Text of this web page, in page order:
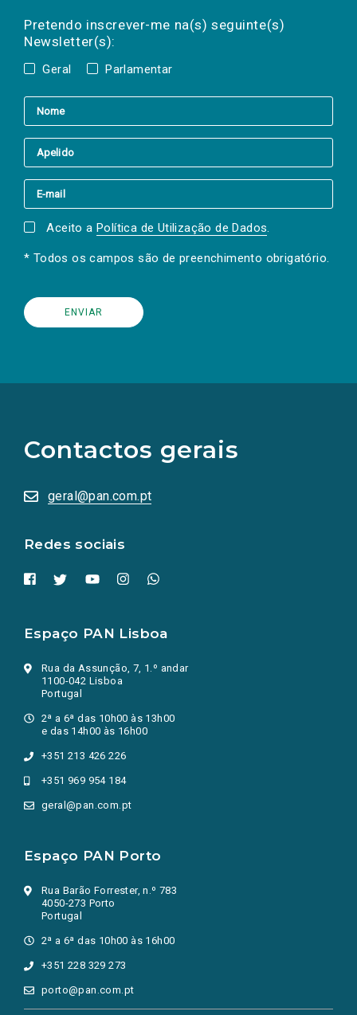
Pretendo inscrever-me na(s) seguinte(s)
Newsletter(s):
Geral Parlamentar
a(s) newsletter(s).
mail
Aceito a Política de Utilização de Dados.
* Todos os campos são de preenchimento obrigatório.
Contactos gerais
geral@pan.com.pt
Redes sociais
redes
sociais
numa
nova
Espaço PAN Lisboa
Rua da Assunção, 7, 1.º andar
1100-042 Lisboa
Portugal
2ª a 6ª das 10h00 às 13h00
e das 14h00 às 16h00
+351 213 426 226
+351 969 954 184
geral@pan.com.pt
Espaço PAN Porto
Rua Barão Forrester, n.º 783
4050-273 Porto
Portugal
2ª a 6ª das 10h00 às 16h00
+351 228 329 273
porto@pan.com.pt